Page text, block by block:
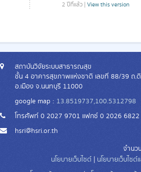
2 ปีที่แล้ว | View this version
สถาบันวิจัยระบบสาธารณสุข
ชั้น 4 อาคารสุขภาพแห่งชาติ เลขที่ 88/39 ถ
อ.เมือง จ.นนทบุรี 11000
google map : 13.8519737,100.5312798
โทรศัพท์ 0 2027 9701 แฟกซ์ 0 2026 6822
hsri@hsri.or.th
จำนว
นโยบายเว็บไซต์ | นโยบายเว็บไซ